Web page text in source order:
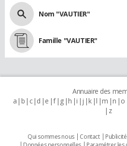
Nom "VAUTIER"
Famille "VAUTIER"
Annuaire des
a b c d e f g h i j k l m n o
z
Qui sommes nous Contact Publicité